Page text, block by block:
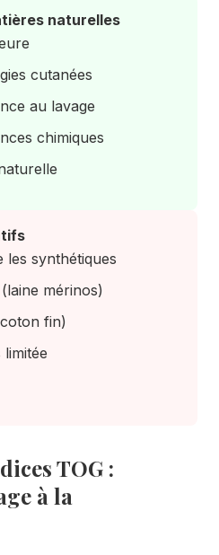
naturelles
cutanées
au lavage
chimiques
les synthétiques
mérinos)
fin)
limitée
TOG :
à la